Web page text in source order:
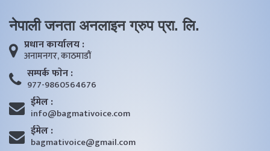
नेपाली जनता अनलाइन ग्रुप प्रा. लि.
प्रधान कार्यालय :
अनामनगर, काठमाडाैं
सम्पर्क फाेन :
977-9860564676
ईमेल :
info@bagmativoice.com
ईमेल :
bagmativoice@gmail.com